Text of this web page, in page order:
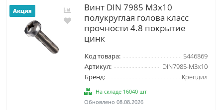
Акция
Винт DIN 7985 М3х10
полукруглая голова класс
прочности 4.8 покрытие
цинк
Код товара:
5446869
Артикул:
DIN7985-М3х10
Бренд:
Крепдил
На складе 16040 шт
Обновлено 08.08.2026